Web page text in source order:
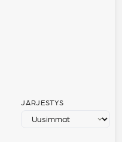
JÄRJESTYS